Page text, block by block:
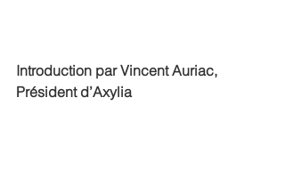
Introduction par Vincent Auriac,
Président d’Axylia